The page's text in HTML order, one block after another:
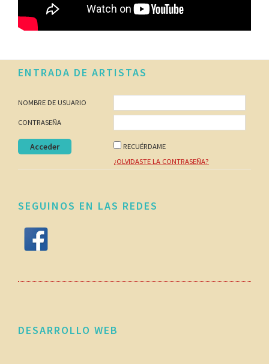
Footer
ENTRADA DE ARTISTAS
NOMBRE DE USUARIO
CONTRASEÑA
RECUÉRDAME
¿OLVIDASTE LA CONTRASEÑA?
SEGUINOS EN LAS REDES
DESARROLLO WEB